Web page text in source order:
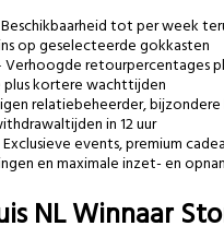
tot per week
op geselecteerde gokkasten
Verhoogde retourpercentages
plus kortere wachttijden
relatiebeheerder,
in 12 uur
events, premium
en maximale inzet- en
NL Winnaar